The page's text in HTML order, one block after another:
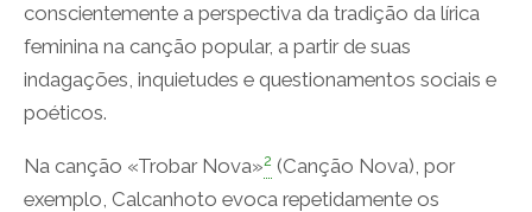
conscientemente a perspectiva da tradição da lírica
feminina na canção popular, a partir de suas
indagações, inquietudes e questionamentos sociais e
poéticos.
Na canção «Trobar Nova»2 (Canção Nova), por
exemplo, Calcanhoto evoca repetidamente os